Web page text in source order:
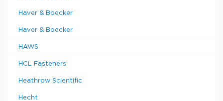
Haver & Boecker
Haver & Boecker
HAWS
HCL Fasteners
Heathrow Scientific
Hecht